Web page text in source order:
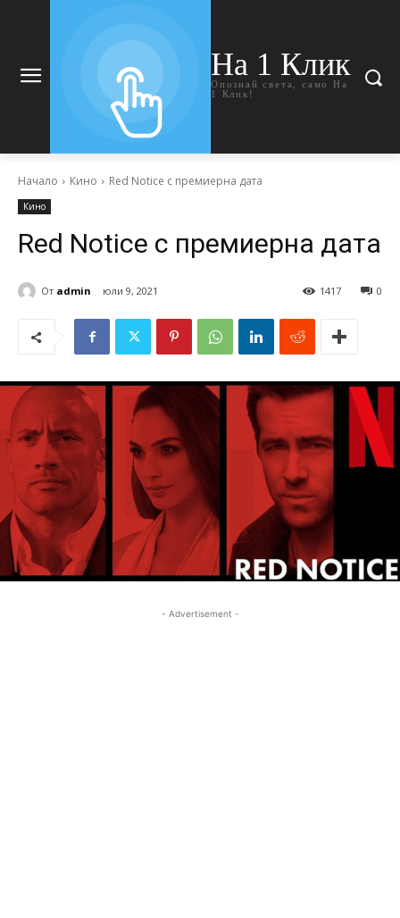
На 1 Клик
Опознай света, само На
1 Клик!
Начало Кино Red Notice с премиерна дата
Кино
Red Notice с премиерна дата
От admin юли 9, 2021 0
1417
- Advertisement -